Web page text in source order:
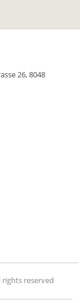
26, 8048
rights reserved